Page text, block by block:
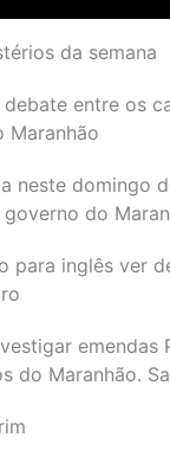
da semana
entre os
Maranhão
neste domingo
do
para inglês ver
emendas
do Maranhão.